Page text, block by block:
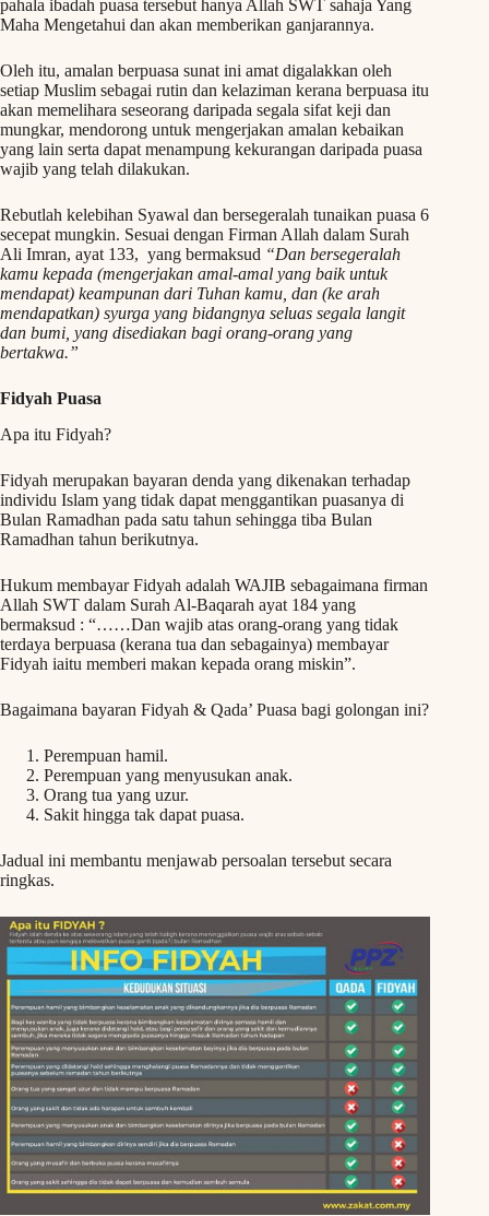
pahala ibadah puasa tersebut hanya Allah SWT sahaja Yang
Maha Mengetahui dan akan memberikan ganjarannya.
Oleh itu, amalan berpuasa sunat ini amat digalakkan oleh
setiap Muslim sebagai rutin dan kelaziman kerana berpuasa itu
akan memelihara seseorang daripada segala sifat keji dan
mungkar, mendorong untuk mengerjakan amalan kebaikan
yang lain serta dapat menampung kekurangan daripada puasa
wajib yang telah dilakukan.
Rebutlah kelebihan Syawal dan bersegeralah tunaikan puasa 6
secepat mungkin. Sesuai dengan Firman Allah dalam Surah
Ali Imran, ayat 133, yang bermaksud “Dan bersegeralah
kamu kepada (mengerjakan amal-amal yang baik untuk
mendapat) keampunan dari Tuhan kamu, dan (ke arah
mendapatkan) syurga yang bidangnya seluas segala langit
dan bumi, yang disediakan bagi orang-orang yang
bertakwa.”
Fidyah Puasa
Apa itu Fidyah?
Fidyah merupakan bayaran denda yang dikenakan terhadap
individu Islam yang tidak dapat menggantikan puasanya di
Bulan Ramadhan pada satu tahun sehingga tiba Bulan
Ramadhan tahun berikutnya.
Hukum membayar Fidyah adalah WAJIB sebagaimana firman
Allah SWT dalam Surah Al-Baqarah ayat 184 yang
bermaksud : “……Dan wajib atas orang-orang yang tidak
terdaya berpuasa (kerana tua dan sebagainya) membayar
Fidyah iaitu memberi makan kepada orang miskin”.
Bagaimana bayaran Fidyah & Qada’ Puasa bagi golongan ini?
Perempuan hamil.
Perempuan yang menyusukan anak.
Orang tua yang uzur.
Sakit hingga tak dapat puasa.
Jadual ini membantu menjawab persoalan tersebut secara
ringkas.